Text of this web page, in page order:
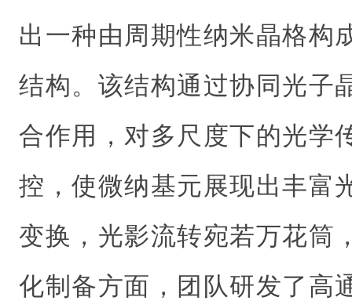
出一种由周期性纳米晶格构
结构。该结构通过协同光子
合作用，对多尺度下的光学
控，使微纳基元展现出丰富
变换，光影流转宛若万花筒
化制备方面，团队研发了高